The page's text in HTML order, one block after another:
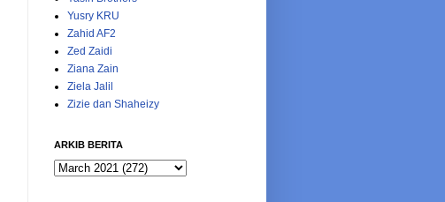
Yusry KRU
Zahid AF2
Zed Zaidi
Ziana Zain
Ziela Jalil
Zizie dan Shaheizy
ARKIB BERITA